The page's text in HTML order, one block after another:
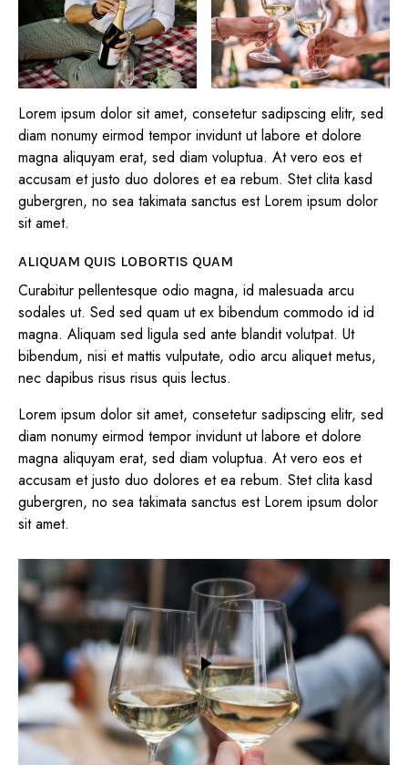
Lorem ipsum dolor sit amet, consetetur sadipscing elitr, sed
diam nonumy eirmod tempor invidunt ut labore et dolore
magna aliquyam erat, sed diam voluptua. At vero eos et
accusam et justo duo dolores et ea rebum. Stet clita kasd
gubergren, no sea takimata sanctus est Lorem ipsum dolor
sit amet.
ALIQUAM QUIS LOBORTIS QUAM
Curabitur pellentesque odio magna, id malesuada arcu
sodales ut. Sed sed quam ut ex bibendum commodo id id
magna. Aliquam sed ligula sed ante blandit volutpat. Ut
bibendum, nisi et mattis vulputate, odio arcu aliquet metus,
nec dapibus risus risus quis lectus.
Lorem ipsum dolor sit amet, consetetur sadipscing elitr, sed
diam nonumy eirmod tempor invidunt ut labore et dolore
magna aliquyam erat, sed diam voluptua. At vero eos et
accusam et justo duo dolores et ea rebum. Stet clita kasd
gubergren, no sea takimata sanctus est Lorem ipsum dolor
sit amet.